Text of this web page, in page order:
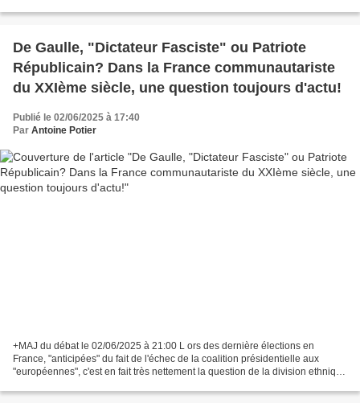
De Gaulle, "Dictateur Fasciste" ou Patriote
Républicain? Dans la France communautariste
du XXIème siècle, une question toujours d'actu!
Publié le 02/06/2025 à 17:40
Par Antoine Potier
+MAJ du débat le 02/06/2025 à 21:00 L ors des dernière élections en
France, "anticipées" du fait de l'échec de la coalition présidentielle aux
"européennes", c'est en fait très nettement la question de la division ethnique